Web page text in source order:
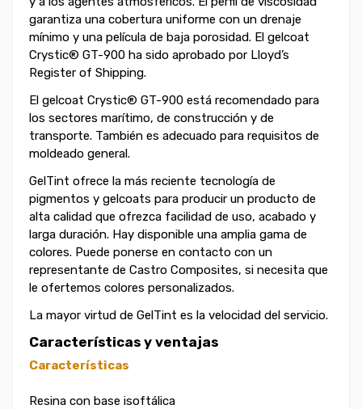
garantiza una cobertura uniforme con un drenaje
mínimo y una película de baja porosidad. El gelcoat
Crystic® GT-900 ha sido aprobado por Lloyd’s
Register of Shipping.
El gelcoat Crystic® GT-900 está recomendado para
los sectores marítimo, de construcción y de
transporte. También es adecuado para requisitos de
moldeado general.
GelTint ofrece la más reciente tecnología de
pigmentos y gelcoats para producir un producto de
alta calidad que ofrezca facilidad de uso, acabado y
larga duración. Hay disponible una amplia gama de
colores. Puede ponerse en contacto con un
representante de Castro Composites, si necesita que
le ofertemos colores personalizados.
La mayor virtud de GelTint es la velocidad del servicio.
Características y ventajas
Características
Resina con base isoftálica